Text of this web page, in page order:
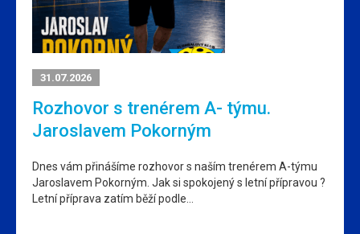
31.07.2026
Rozhovor s trenérem A- týmu.
Jaroslavem Pokorným
Dnes vám přinášíme rozhovor s naším trenérem A-týmu
Jaroslavem Pokorným. Jak si spokojený s letní přípravou ?
Letní příprava zatím běží podle…